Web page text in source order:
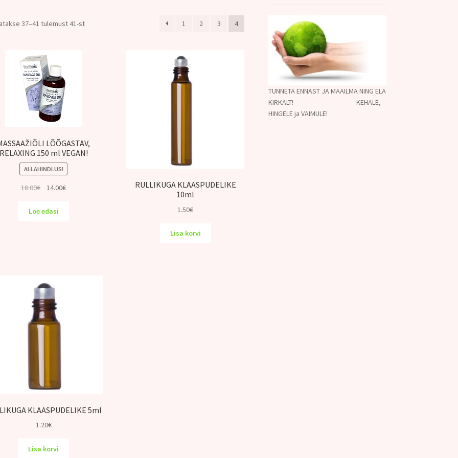
37–41 tulemust 41-st 1 2 3 4
LÕÕGASTAV,
RELAXING 150 ml VEGAN!
ALLAHINDLUS!
18.00€
Algne
oli:
14.00€Praegune
Loe edasi
RULLIKUGA KLAASPUDELIKE
10ml
1.50€
Lisa korvi
KLAASPUDELIKE 5ml
1.20€
Lisa korvi
TUNNETA ENNAST JA MAAILMA NING ELA
KIRKALT! KEHALE,
HINGELE ja VAIMULE!